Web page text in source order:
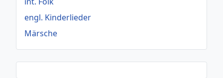
engl. Kinderlieder
Märsche